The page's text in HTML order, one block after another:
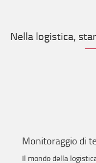
Nella logistica,
Monitoraggio di
Il mondo della